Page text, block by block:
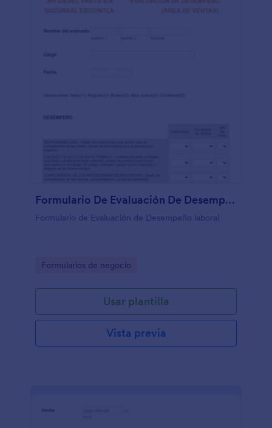
Formulario De Evaluación De Desempeño (Area De Ventas
Formulario de Evaluación de Desempeño laboral
Go to Category:
Formularios de negocio
Usar plantilla
Vista previa